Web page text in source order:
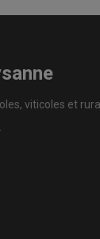
viticoles et